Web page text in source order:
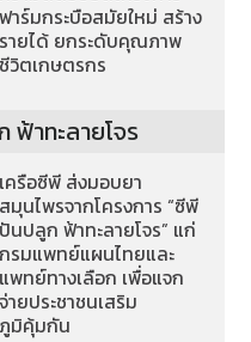
ฟาร์มกระบือสมัยใหม่ สร้าง
รายได้ ยกระดับคุณภาพ
ชีวิตเกษตรกร
ฟ้าทะลายโจร
เครือซีพี ส่งมอบยา
สมุนไพรจากโครงการ “ซีพี
ปันปลูก ฟ้าทะลายโจร” แก่
กรมแพทย์แผนไทยและ
แพทย์ทางเลือก เพื่อแจก
จ่ายประชาชนเสริม
ภูมิคุ้มกัน